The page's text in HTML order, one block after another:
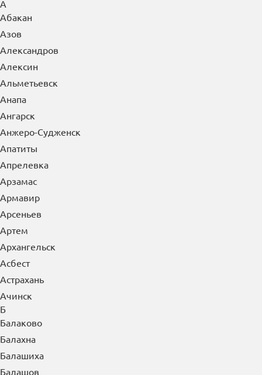
×
Выберите Ваш регион:
Керчь
Абакан
Азов
Александров
Алексин
Альметьевск
Анапа
Ангарск
Анжеро-Судженск
Апатиты
Апрелевка
Арзамас
Армавир
Арсеньев
Артем
Архангельск
Асбест
Астрахань